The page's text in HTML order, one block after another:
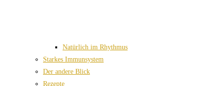
Natürlich im Rhythmus
Starkes Immunsystem
Der andere Blick
Rezepte